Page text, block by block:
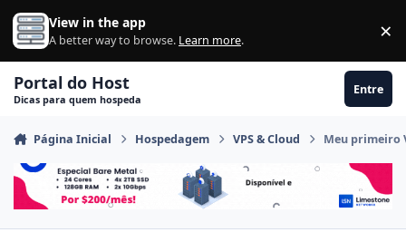
Ir para conteúdo
View in the app
A better way to browse. Learn more. ×
Portal do Host
Dicas para quem hospeda
Entre
Página Inicial Hospedagem VPS & Cloud Meu primeiro